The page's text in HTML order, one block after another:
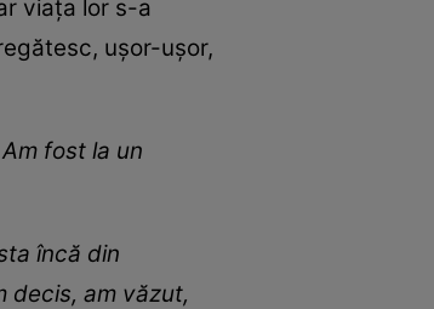
viața lor s-a
ușor-ușor,
fost la un
încă din
decis, am văzut,